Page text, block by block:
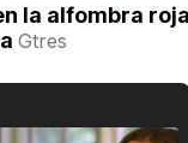
la alfombra
Gtres